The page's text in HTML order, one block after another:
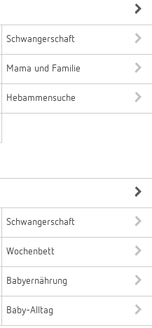
Schwangerschaft
Mama und Familie
Hebammensuche
Schwangerschaft
Wochenbett
Babyernährung
Baby-Alltag